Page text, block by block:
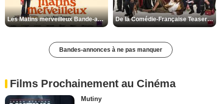
Les Matins merveilleux Bande-annonce VF De la Comédie-Française Teaser VF
Bandes-annonces à ne pas manquer
Films Prochainement au Cinéma
Mutiny